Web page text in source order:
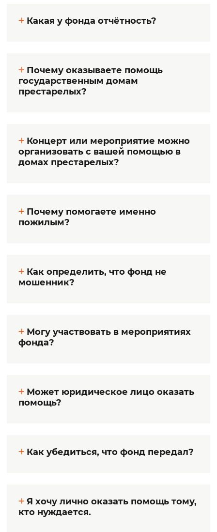
Какая у фонда отчётность?
Почему оказываете помощь
государственным домам
престарелых?
Концерт или мероприятие можно
организовать с вашей помощью в
домах престарелых?
Почему помогаете именно
пожилым?
Как определить, что фонд не
мошенник?
Могу участвовать в мероприятиях
фонда?
Может юридическое лицо оказать
помощь?
Как убедиться, что фонд передал?
Я хочу лично оказать помощь тому,
кто нуждается.